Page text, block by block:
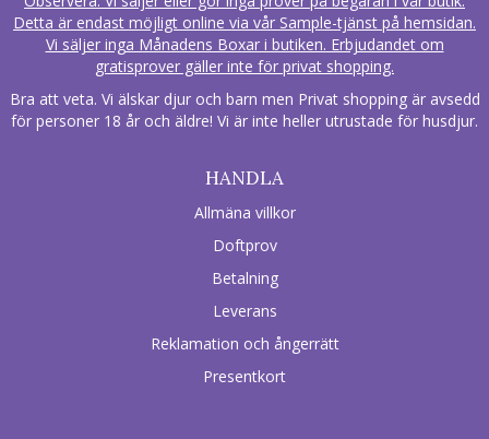
Detta är endast möjligt online via vår Sample-tjänst på hemsidan.
Vi säljer inga Månadens Boxar i butiken. Erbjudandet om
gratisprover gäller inte för privat shopping.
Bra att veta. Vi älskar djur och barn men Privat shopping är avsedd
för personer 18 år och äldre! Vi är inte heller utrustade för husdjur.
HANDLA
Allmäna villkor
Doftprov
Betalning
Leverans
Reklamation och ångerrätt
Presentkort